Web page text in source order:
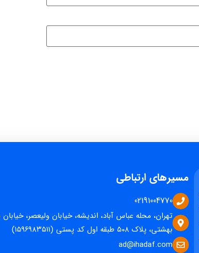
مسیرهای ارتباطی
02191004770
تهران، محله عباس آباد، اندیشه، خیابان ولیعصر،
بهشتی، پلاک ۵۰۸ طبقه اول کد پستی (۱۵۹۶۹۸۳۵۱۱)
ad@ihadaf.com